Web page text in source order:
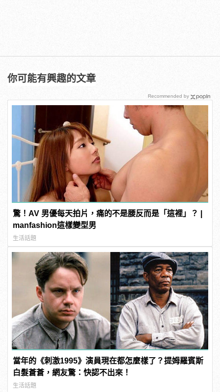
你可能有興趣的文章
驚！AV 男優每天拍片，痛的不是腰反而是「這裡」？ |
manfashion這樣變型男
生活話題
當年的《刺激1995》演員現在都怎麼樣了？提姆羅賓斯
白髮蒼蒼，網友驚：快認不出來！
生活話題
Recommended by